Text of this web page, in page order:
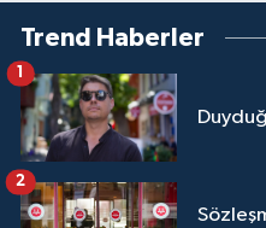
Trend Haberler
1
2